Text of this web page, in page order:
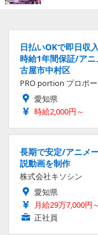
日払いOKで即日収
時給1年間保証/ア
古屋市中村区
PRO portion プロポ
愛知県
時給2,000円～
長期で安定/アニメ
説動画を制作
株式会社キソシン
愛知県
月給29万7,000円
正社員